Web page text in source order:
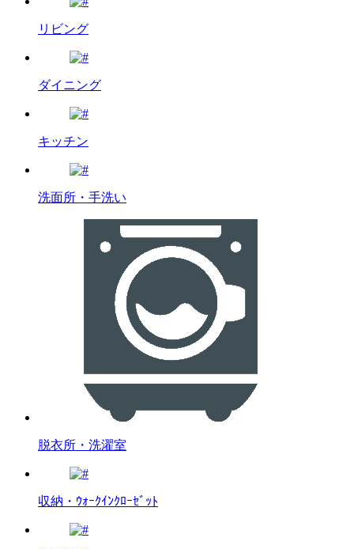
リビング
ダイニング
キッチン
洗面所・手洗い
脱衣所・洗濯室
収納・ｳｫｰｸｲﾝｸﾛｰｾﾞｯﾄ